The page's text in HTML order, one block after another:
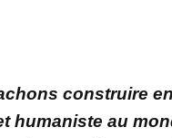
construire
humaniste au